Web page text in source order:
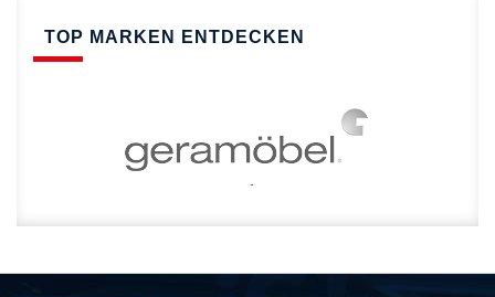
TOP MARKEN ENTDECKEN